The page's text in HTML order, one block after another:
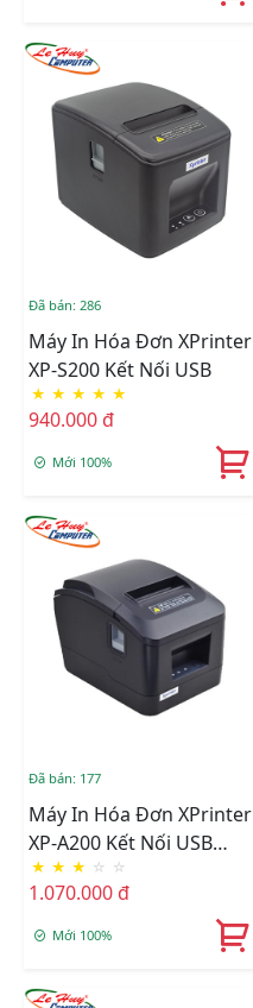
Đã bán: 286
Máy In Hóa Đơn XPrinter
XP-S200 Kết Nối USB
★ ★ ★ ★ ★
940.000 đ
Mới 100%
Đã bán: 177
Máy In Hóa Đơn XPrinter
XP-A200 Kết Nối USB
Hoặc LAN
★ ★ ★ ☆ ☆
1.070.000 đ
Mới 100%